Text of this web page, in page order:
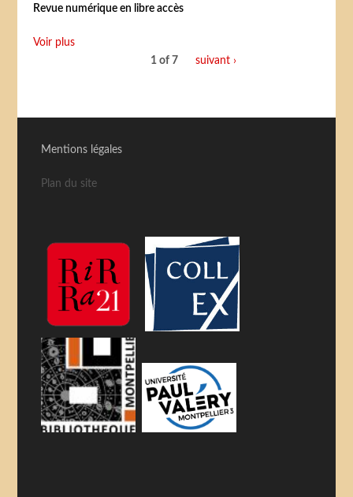
Revue numérique en libre accès
Voir plus
1 of 7
suivant ›
Mentions légales
Plan du site